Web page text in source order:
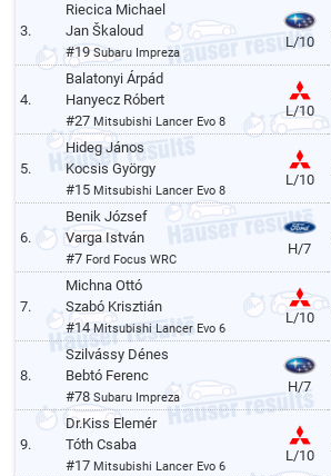
3.
Riecica Michael
Jan Škaloud
#19Subaru Impreza
L/10
4.
Balatonyi Árpád
Hanyecz Róbert
#27 Mitsubishi Lancer Evo 8
L/10
5.
Hideg János
Kocsis György
#15 Mitsubishi Lancer Evo 8
L/10
6.
Benik József
Varga István
#7 Ford Focus WRC
H/7
7.
Michna Ottó
Szabó Krisztián
#14Mitsubishi Lancer Evo 6
L/10
8.
Szilvássy Dénes
Bebtó Ferenc
#78Subaru Impreza
H/7
9.
Dr.Kiss Elemér
Tóth Csaba
#17 Mitsubishi Lancer Evo 6
L/10